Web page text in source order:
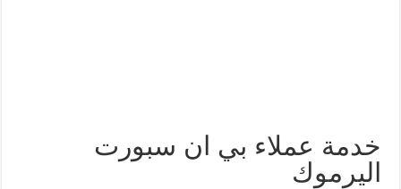
خدمة عملاء بي ان سبورت
اليرموك